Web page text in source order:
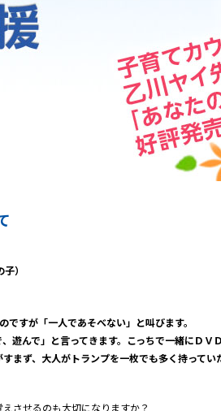
）
すが「一人であそべない」と叫びます。
んで」と言ってきます。こっちで一緒にＤＶ
まず、大人がトランプを一枚でも多く持って
させるのも大切になりますか？